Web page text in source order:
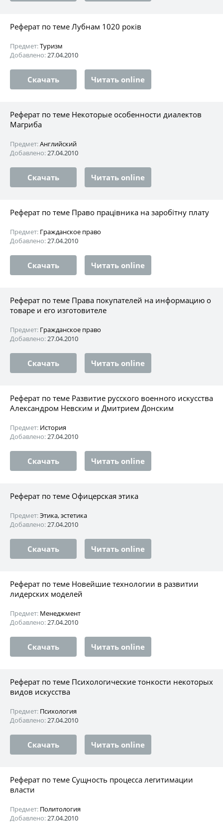
Реферат по теме Лубнам 1020 років
Предмет:Туризм
Добавлено:27.04.2010
Скачать Читать online
Реферат по теме Некоторые особенности диалектов
Магриба
Предмет:Английский
Добавлено:27.04.2010
Скачать Читать online
Реферат по теме Право працівника на заробітну плату
Предмет: Гражданское право
Добавлено:27.04.2010
Скачать Читать online
Реферат по теме Права покупателей на информацию о
товаре и его изготовителе
Предмет: Гражданское право
Добавлено:27.04.2010
Скачать Читать online
Реферат по теме Развитие русского военного искусства
Александром Невским и Дмитрием Донским
Предмет: История
Добавлено:27.04.2010
Скачать Читать online
Реферат по теме Офицерская этика
Предмет:Этика, эстетика
Добавлено:27.04.2010
Скачать Читать online
Реферат по теме Новейшие технологии в развитии
лидерских моделей
Предмет: Менеджмент
Добавлено:27.04.2010
Скачать Читать online
Реферат по теме Психологические тонкости некоторых
видов искусства
Предмет: Психология
Добавлено:27.04.2010
Скачать Читать online
Реферат по теме Сущность процесса легитимации
власти
Предмет: Политология
Добавлено:27.04.2010